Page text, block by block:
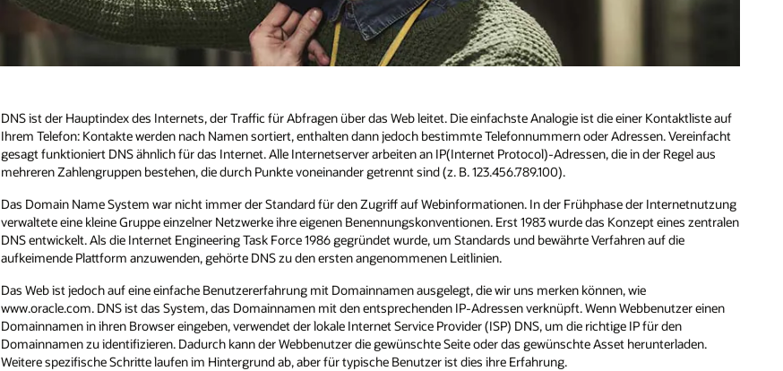
DNS ist der Hauptindex des Internets, der Traffic für Abfragen über das Web leitet. Die einfachste Analogie ist die einer Kontaktliste auf
Ihrem Telefon: Kontakte werden nach Namen sortiert, enthalten dann jedoch bestimmte Telefonnummern oder Adressen. Vereinfacht
gesagt funktioniert DNS ähnlich für das Internet. Alle Internetserver arbeiten an IP(Internet Protocol)-Adressen, die in der Regel aus
mehreren Zahlengruppen bestehen, die durch Punkte voneinander getrennt sind (z. B. 123.456.789.100).
Das Domain Name System war nicht immer der Standard für den Zugriff auf Webinformationen. In der Frühphase der Internetnutzung
verwaltete eine kleine Gruppe einzelner Netzwerke ihre eigenen Benennungskonventionen. Erst 1983 wurde das Konzept eines zentralen
DNS entwickelt. Als die Internet Engineering Task Force 1986 gegründet wurde, um Standards und bewährte Verfahren auf die
aufkeimende Plattform anzuwenden, gehörte DNS zu den ersten angenommenen Leitlinien.
Das Web ist jedoch auf eine einfache Benutzererfahrung mit Domainnamen ausgelegt, die wir uns merken können, wie
www.oracle.com. DNS ist das System, das Domainnamen mit den entsprechenden IP-Adressen verknüpft. Wenn Webbenutzer einen
Domainnamen in ihren Browser eingeben, verwendet der lokale Internet Service Provider (ISP) DNS, um die richtige IP für den
Domainnamen zu identifizieren. Dadurch kann der Webbenutzer die gewünschte Seite oder das gewünschte Asset herunterladen.
Weitere spezifische Schritte laufen im Hintergrund ab, aber für typische Benutzer ist dies ihre Erfahrung.